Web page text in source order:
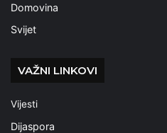
Domovina
Svijet
VAŽNI LINKOVI
Vijesti
Dijaspora